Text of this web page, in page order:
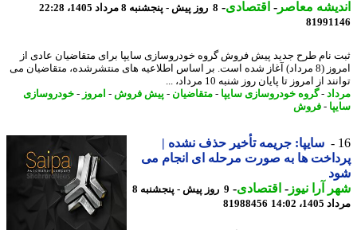
معاصر-اقتصادی-8 روز پیش - پنجشنبه 8 مرداد 1405، 22:28
نام طرح جدید پیش فروش گروه خودروسازی سایپا برای متقاضیان عادی از
امروز (8 مرداد) آغاز شده است. بر اساس اطلاعیه های منتشرشده، متقاضیان می
از امروز تا پایان روز شنبه 10 مرداد، ...
-گروه خودروسازی سایپا-متقاضیان-پیش فروش -امروز- خودروسازی
-فروش
سایپا: جریمه تأخیر حذف نشده |
ها به صورت مرحله ای انجام می
آرا نیوز-اقتصادی-
9 روز پیش - پنجشنبه 8
14:02
81988456